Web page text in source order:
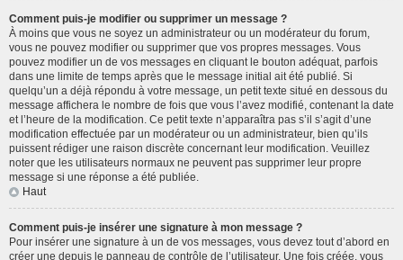
Comment puis-je modifier ou supprimer un message ?
À moins que vous ne soyez un administrateur ou un modérateur du forum,
vous ne pouvez modifier ou supprimer que vos propres messages. Vous
pouvez modifier un de vos messages en cliquant le bouton adéquat, parfois
dans une limite de temps après que le message initial ait été publié. Si
quelqu’un a déjà répondu à votre message, un petit texte situé en dessous du
message affichera le nombre de fois que vous l’avez modifié, contenant la date
et l’heure de la modification. Ce petit texte n’apparaîtra pas s’il s’agit d’une
modification effectuée par un modérateur ou un administrateur, bien qu’ils
puissent rédiger une raison discrète concernant leur modification. Veuillez
noter que les utilisateurs normaux ne peuvent pas supprimer leur propre
message si une réponse a été publiée.
Haut
Comment puis-je insérer une signature à mon message ?
Pour insérer une signature à un de vos messages, vous devez tout d’abord en
créer une depuis le panneau de contrôle de l’utilisateur. Une fois créée, vous